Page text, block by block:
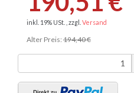
inkl. 19% USt. , zzgl. Versand
Alter Preis: 194,40 €